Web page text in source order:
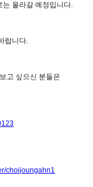
는 올라갈 예정입니다.
랍니다.
고 싶으신 분들은
choijoungahn1